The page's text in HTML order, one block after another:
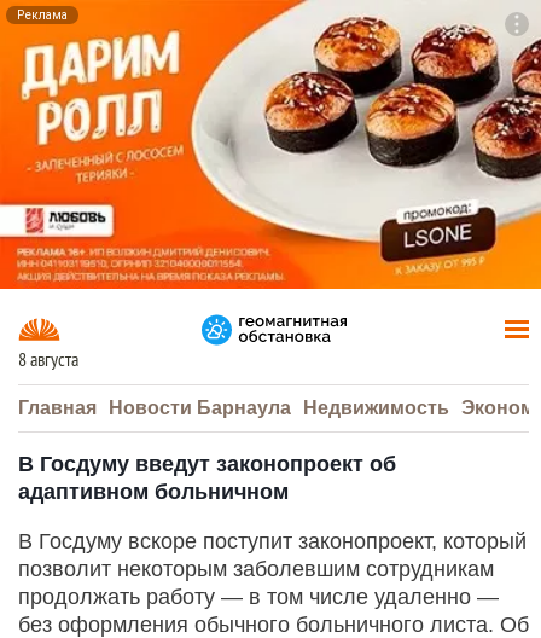
Реклама
8 августа
Главная Новости Барнаула Недвижимость
В Госдуму введут законопроект об
адаптивном больничном
В Госдуму вскоре поступит законопроект, который
позволит некоторым заболевшим сотрудникам
продолжать работу — в том числе удаленно —
без оформления обычного больничного листа. Об